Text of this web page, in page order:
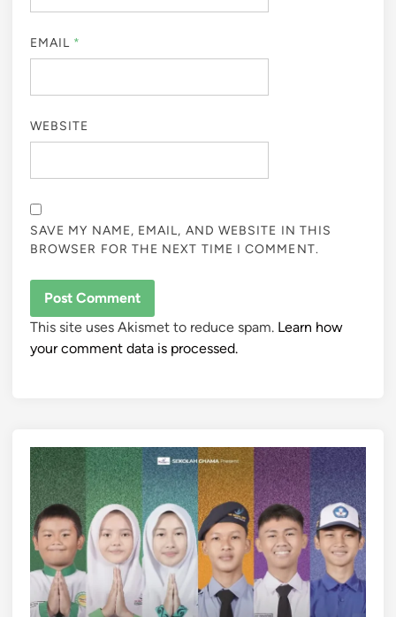
EMAIL *
WEBSITE
SAVE MY NAME, EMAIL, AND WEBSITE IN THIS
BROWSER FOR THE NEXT TIME I COMMENT.
This site uses Akismet to reduce spam. Learn how
your comment data is processed.